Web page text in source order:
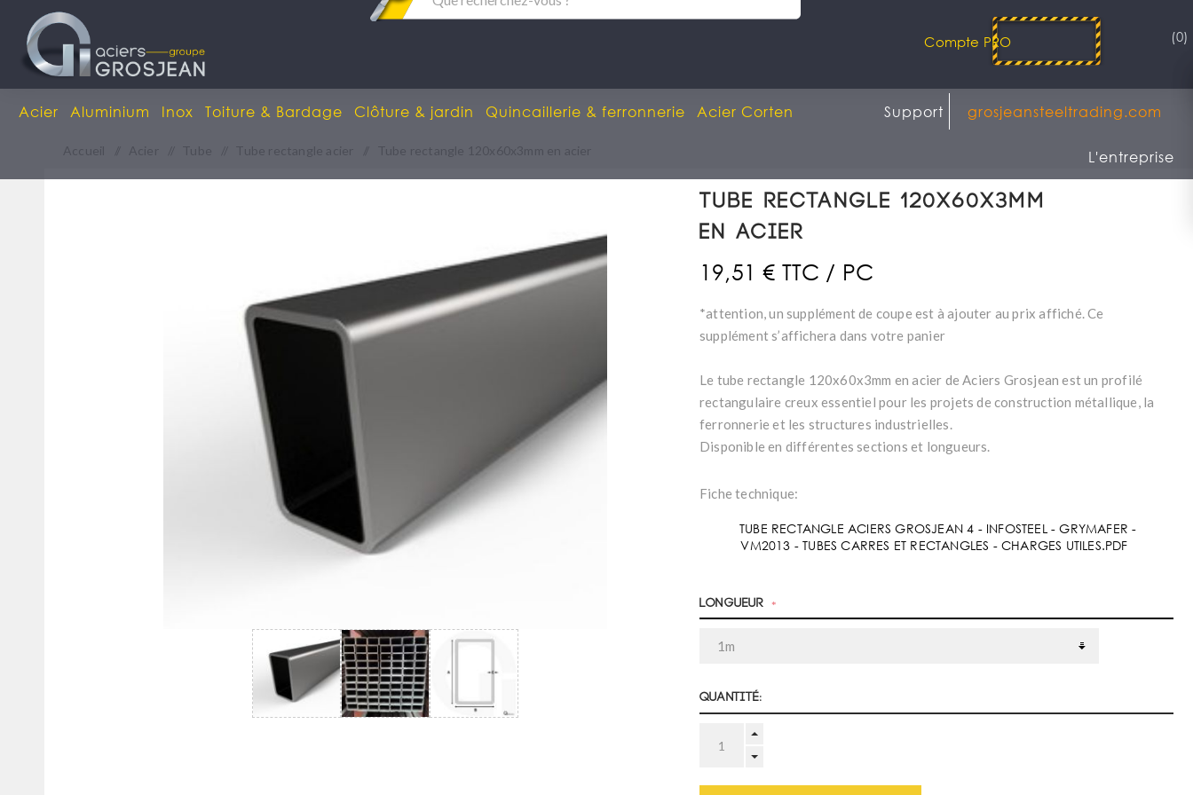
Compte PRO (0)
Acier Aluminium Inox Toiture & Bardage Clôture & jardin Quincaillerie & ferronnerie Acier Corten grosjeansteeltrading.com
Support
L'entreprise
Accueil Acier Tube Tube rectangle acier Tube rectangle 120x60x3mm en acier
Tube rectangle 120x60x3mm
en acier
19,51 € TTC / PC
*attention, un supplément de coupe est à ajouter au prix affiché. Ce
supplément s’affichera dans votre panier
Le tube rectangle 120x60x3mm en acier de Aciers Grosjean est un profilé
rectangulaire creux essentiel pour les projets de construction métallique, la
ferronnerie et les structures industrielles.
Disponible en différentes sections et longueurs.
Fiche technique:
TUBE RECTANGLE ACIERS GROSJEAN 4 - INFOSTEEL - GRYMAFER -
VM2013 - TUBES CARRES ET RECTANGLES - CHARGES UTILES.PDF
Longueur *
Quantité: